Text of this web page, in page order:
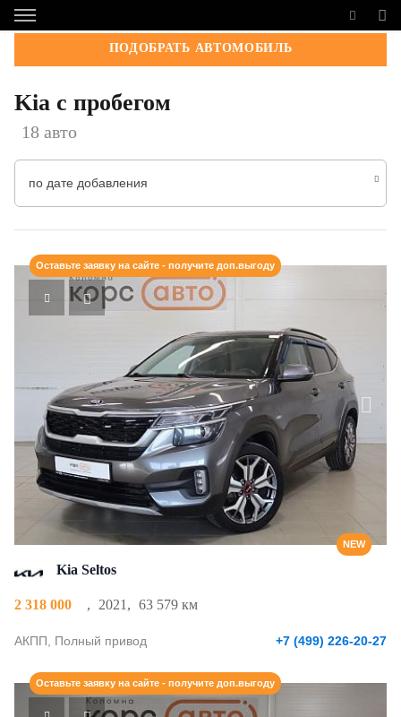
ПОДОБРАТЬ АВТОМОБИЛЬ
Kia с пробегом
18 авто
по дате добавления
NEW
Оставьте заявку на сайте - получите доп.выгоду
Kia Seltos
2 318 000 , 2021 , 63 579 км
АКПП, Полный привод +7 (499) 226-20-27
Оставьте заявку на сайте - получите доп.выгоду